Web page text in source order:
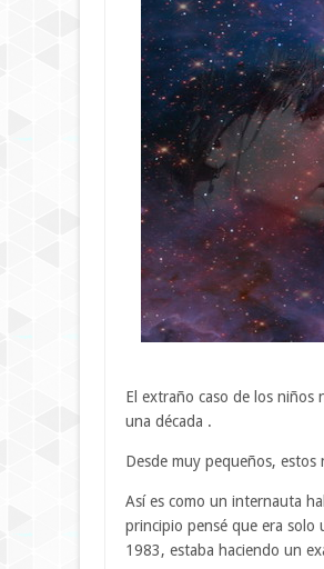
El extraño caso de los niños
una década .
Desde muy pequeños,
Así es como un internauta
principio pensé que era solo
1983, estaba haciendo un